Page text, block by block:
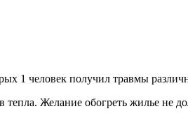
1 человек получил травмы
Желание обогреть жилье не